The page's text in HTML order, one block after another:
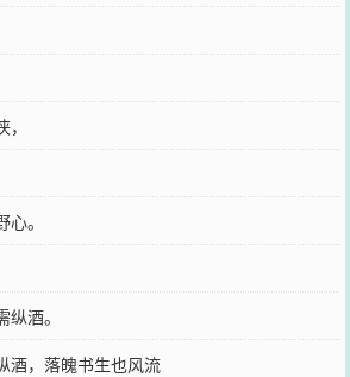
。
酒。
酒，落魄书生也风流